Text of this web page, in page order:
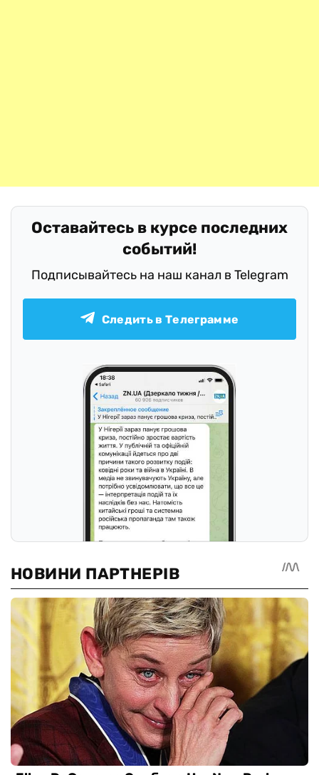
Оставайтесь в курсе последних
событий!
Подписывайтесь на наш канал в Telegram
Следить в Телеграмме